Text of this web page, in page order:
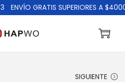
ENVÍO GRATIS SUPERIORES A $4000
SIGUIENTE